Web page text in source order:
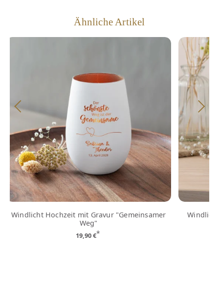
Ähnliche Artikel
Windlicht Hochzeit mit Gravur "Gemeinsamer
Weg"
19,90 €*